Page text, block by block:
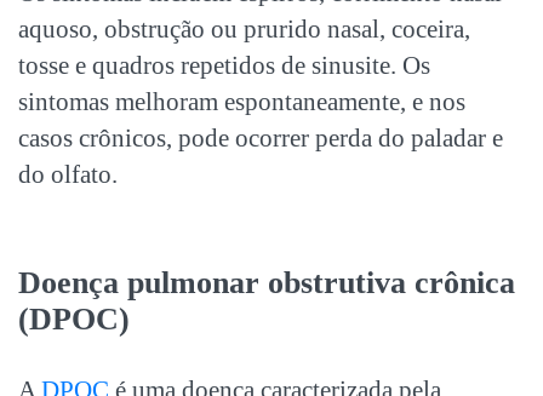
aquoso, obstrução ou prurido nasal, coceira,
tosse e quadros repetidos de sinusite. Os
sintomas melhoram espontaneamente, e nos
casos crônicos, pode ocorrer perda do paladar e
do olfato.
Doença pulmonar obstrutiva crônica
(DPOC)
ADPOC é uma doença caracterizada pela